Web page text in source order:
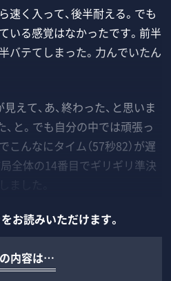
速く入って、後半耐える。でも
いる感覚はなかったです。前半
バテてしまった。力んでいたん
えて、あ、終わった、と思いま
、と。でも自分の中では頑張っ
こんなにタイム（57秒82）が遅
全体の14番目でギリギリ準決
お読みいただけます。
内容は…